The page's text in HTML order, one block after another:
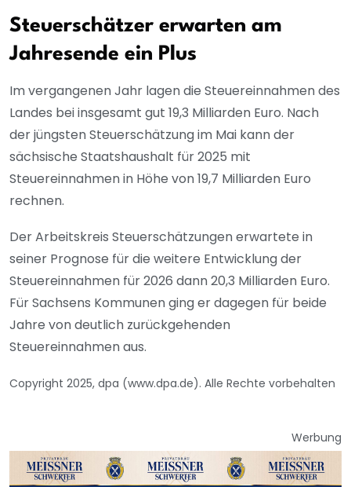
Steuerschätzer erwarten am
Jahresende ein Plus
Im vergangenen Jahr lagen die Steuereinnahmen des
Landes bei insgesamt gut 19,3 Milliarden Euro. Nach
der jüngsten Steuerschätzung im Mai kann der
sächsische Staatshaushalt für 2025 mit
Steuereinnahmen in Höhe von 19,7 Milliarden Euro
rechnen.
Der Arbeitskreis Steuerschätzungen erwartete in
seiner Prognose für die weitere Entwicklung der
Steuereinnahmen für 2026 dann 20,3 Milliarden Euro.
Für Sachsens Kommunen ging er dagegen für beide
Jahre von deutlich zurückgehenden
Steuereinnahmen aus.
Copyright 2025, dpa (www.dpa.de). Alle Rechte vorbehalten
Werbung